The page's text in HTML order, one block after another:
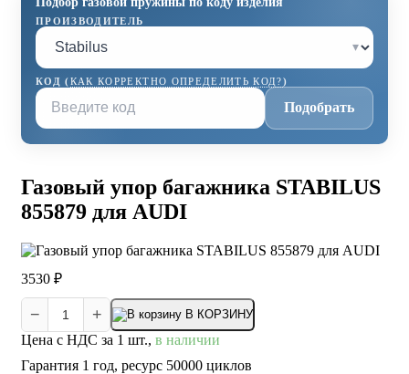
ПРОИЗВОДИТЕЛЬ
▾
КОД (КАК КОРРЕКТНО ОПРЕДЕЛИТЬ КОД?)
Подобрать
Газовый упор багажника STABILUS
855879 для AUDI
3530 ₽
− + В КОРЗИНУ
Цена с НДС за 1 шт., в наличии
Гарантия 1 год, ресурс 50000 циклов